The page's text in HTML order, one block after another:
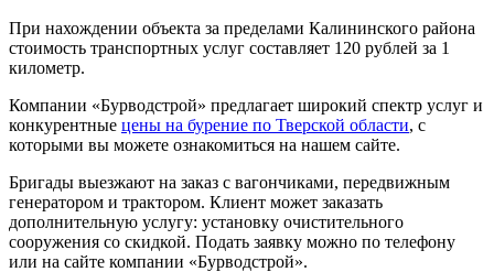
При нахождении объекта за пределами Калининского района
стоимость транспортных услуг составляет 120 рублей за 1
километр.
Компании «Бурводстрой» предлагает широкий спектр услуг и
конкурентные цены на бурение по Тверской области, с
которыми вы можете ознакомиться на нашем сайте.
Бригады выезжают на заказ с вагончиками, передвижным
генератором и трактором. Клиент может заказать
дополнительную услугу: установку очистительного
сооружения со скидкой. Подать заявку можно по телефону
или на сайте компании «Бурводстрой».